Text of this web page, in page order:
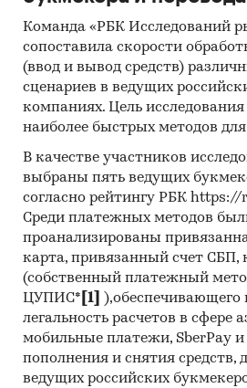
производителей являются
ООО `НАНТИКО`.
- Лидером по импортным
является Китай (более 77%),
поставщик термопластичных
BAODING BANGTAI
CO., LTD
- В импорте наибольшую
сегмент low-priced с долей
поставки сегмента из стран:
Италия. Сегмент high-priced
в 19,8% преимущественно из
Бельгия, Китай.
- В 2023 г. 100% продукции
экспортеров покупает
покупатель - ATSUMITEC CO.,
Команда «РБК Исследований
сопоставила скорости
(ввод и вывод средств)
сценариев в ведущих
компаниях. Цель
наиболее быстрых методов
В качестве участников
выбраны пять ведущих
согласно рейтингу РБК
Среди платежных методов
проанализированы
карта, привязанный счет
(собственный платежный
ЦУПИС* [1]
),обеспечивающего
легальность расчетов в сфере
мобильные платежи, SberPay
пополнения и снятия средств,
ведущих российских